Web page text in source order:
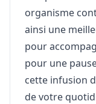
organisme
ainsi une
pour
pour une
cette infusion
de votre